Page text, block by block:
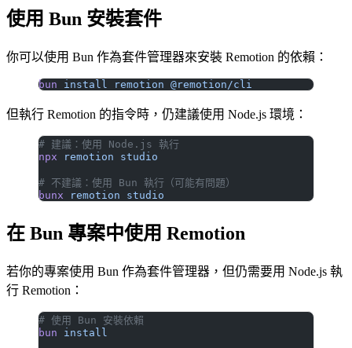
使用 Bun 安裝套件
你可以使用 Bun 作為套件管理器來安裝 Remotion 的依賴：
bun install remotion @remotion/cli
但執行 Remotion 的指令時，仍建議使用 Node.js 環境：
# 建議：使用 Node.js 執行
npx remotion studio
# 不建議：使用 Bun 執行（可能有問題）
bunx remotion studio
在 Bun 專案中使用 Remotion
若你的專案使用 Bun 作為套件管理器，但仍需要用 Node.js 執
行 Remotion：
# 使用 Bun 安裝依賴
bun install